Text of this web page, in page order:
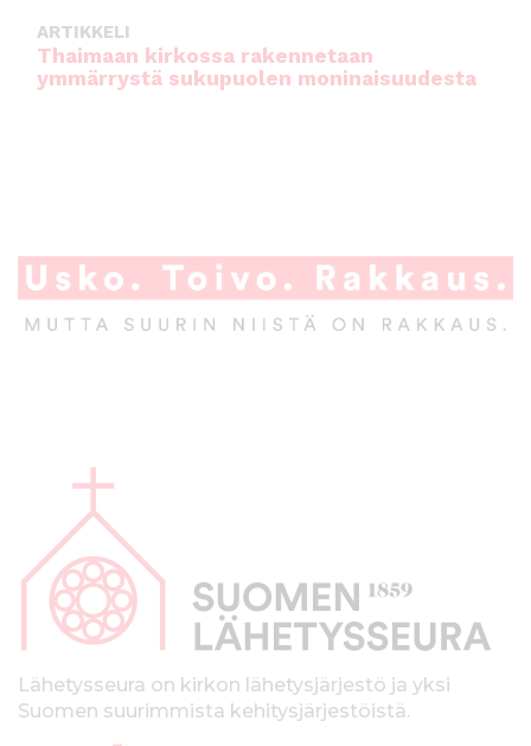
ARTIKKELI
Thaimaan kirkossa rakennetaan
ymmärrystä sukupuolen moninaisuudesta
p
kLähetysseura on kirkon lähetysjärjestö ja yksi
Suomen suurimmista kehitysjärjestöistä.